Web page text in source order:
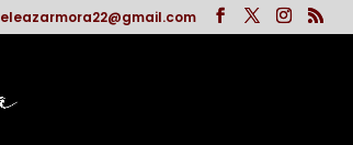
eleazarmora22@gmail.com